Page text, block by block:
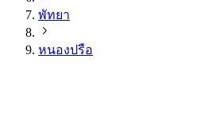
พัทยา
หนองปรือ